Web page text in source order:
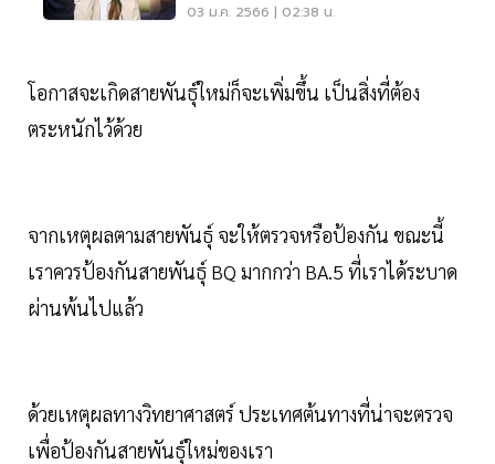
03 ม.ค. 2566 | 02:38 น.
โอกาสจะเกิดสายพันธุ์ใหม่ก็จะเพิ่มขึ้น เป็นสิ่งที่ต้อง
ตระหนักไว้ด้วย
จากเหตุผลตามสายพันธุ์ จะให้ตรวจหรือป้องกัน ขณะนี้
เราควรป้องกันสายพันธุ์ BQ มากกว่า BA.5 ที่เราได้ระบาด
ผ่านพ้นไปแล้ว
ด้วยเหตุผลทางวิทยาศาสตร์ ประเทศต้นทางที่น่าจะตรวจ
เพื่อป้องกันสายพันธุ์ใหม่ของเรา